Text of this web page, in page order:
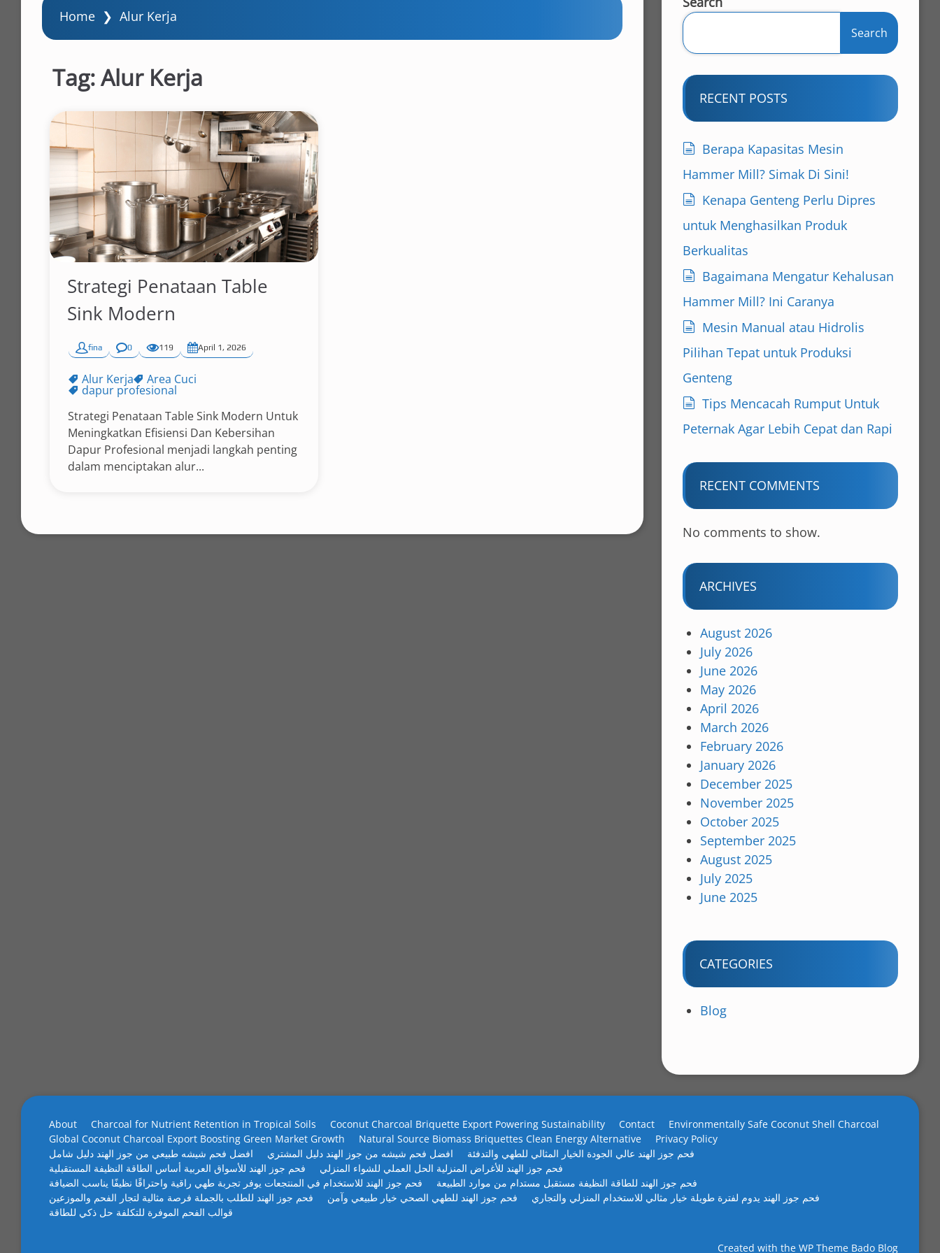
Home ❯ Alur Kerja
Tag:Alur Kerja
Strategi Penataan Table
Sink Modern
fina 0 119 April 1, 2026
Alur Kerja Area Cuci
dapur profesional
Strategi Penataan Table Sink Modern Untuk
Meningkatkan Efisiensi Dan Kebersihan
Dapur Profesional menjadi langkah penting
dalam menciptakan alur...
Search
RECENT POSTS
Berapa Kapasitas Mesin
Hammer Mill? Simak Di Sini!
Kenapa Genteng Perlu Dipres
untuk Menghasilkan Produk
Berkualitas
Bagaimana Mengatur Kehalusan
Hammer Mill? Ini Caranya
Mesin Manual atau Hidrolis
Pilihan Tepat untuk Produksi
Genteng
Tips Mencacah Rumput Untuk
Peternak Agar Lebih Cepat dan Rapi
RECENT COMMENTS
No comments to show.
ARCHIVES
August 2026
July 2026
June 2026
May 2026
April 2026
March 2026
February 2026
January 2026
December 2025
November 2025
October 2025
September 2025
August 2025
July 2025
June 2025
CATEGORIES
Blog
About Charcoal for Nutrient Retention in Tropical Soils Coconut Charcoal Briquette Export Powering Sustainability Contact
Environmentally Safe Coconut Shell Charcoal
Global Coconut Charcoal Export Boosting Green Market Growth
Natural Source Biomass Briquettes Clean Energy Alternative
Privacy Policy
افضل فحم شيشه طبيعي من جوز الهند دليل شامل
افضل فحم شيشه من جوز الهند دليل المشتري
فحم جوز الهند عالي الجودة الخيار المثالي للطهي والتدفئة
فحم جوز الهند للأسواق العربية أساس الطاقة النظيفة المستقبلية
فحم جوز الهند للأغراض المنزلية الحل العملي للشواء المنزلي
فحم جوز الهند للاستخدام في المنتجعات يوفر تجربة طهي راقية واحتراقًا نظيفًا يناسب الضيافة
فحم جوز الهند للطاقة النظيفة مستقبل مستدام من موارد الطبيعة
فحم جوز الهند للطلب بالجملة فرصة مثالية لتجار الفحم والموزعين
فحم جوز الهند للطهي الصحي خيار طبيعي وآمن
فحم جوز الهند يدوم لفترة طويلة خيار مثالي للاستخدام المنزلي والتجاري
قوالب الفحم الموفرة للتكلفة حل ذكي للطاقة
Created with the WP Theme Bado Blog